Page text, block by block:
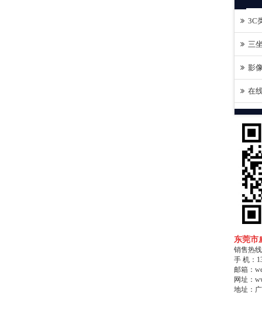
3C
三
影
在
东莞市
销售热
手 机：
邮箱：
网址：
地址：